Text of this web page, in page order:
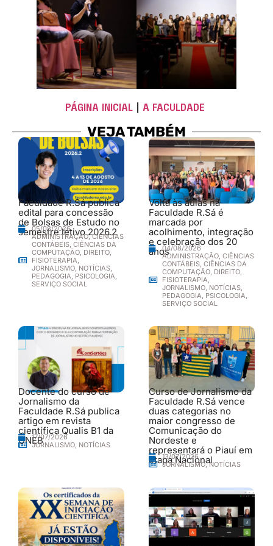
PÁGINA INICIAL A FACULDADE
VEJA TAMBÉM
Faculdade R.Sá publica
edital para concessão
de Bolsas de Estudo no
semestre letivo 2026.2
05/08/2026
ADMINISTRAÇÃO,CIÊNCIAS
CONTÁBEIS CIÊNCIAS DA
COMPUTAÇÃO DIREITO
FISIOTERAPIA
JORNALISMO NOTÍCIAS
PEDAGOGIA PSICOLOGIA
SERVIÇO SOCIAL
Volta às aulas na
Faculdade R.Sá é
marcada por
acolhimento, integração
e celebração dos 20
anos04/08/2026
ADMINISTRAÇÃO CIÊNCIAS
CONTÁBEIS CIÊNCIAS DA
COMPUTAÇÃO DIREITO
FISIOTERAPIA
JORNALISMO NOTÍCIAS
PEDAGOGIA PSICOLOGIA
SERVIÇO SOCIAL
Docente do curso de
Jornalismo da
Faculdade R.Sá publica
artigo em revista
científica Qualis B1 da
UNEB17/07/2026
JORNALISMO, NOTÍCIAS
Curso de Jornalismo da
Faculdade R.Sá vence
duas categorias no
maior congresso de
Comunicação do
Nordeste e
representará o Piauí em
etapa Nacional
13/07/2026
JORNALISMO,NOTÍCIAS